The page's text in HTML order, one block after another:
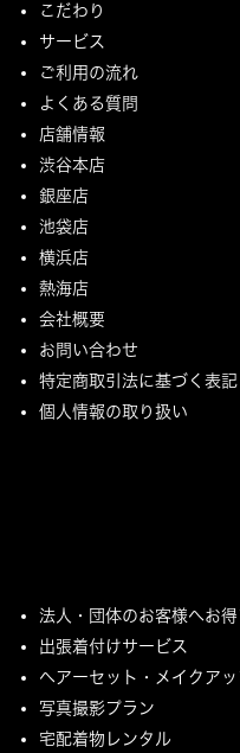
こだわり
サービス
ご利用の流れ
よくある質問
店舗情報
渋谷本店
銀座店
池袋店
横浜店
熱海店
会社概要
お問い合わせ
特定商取引法に基づく表記
個人情報の取り扱い
法人・団体のお客様へお
出張着付けサービス
ヘアーセット・メイクア
写真撮影プラン
宅配着物レンタル